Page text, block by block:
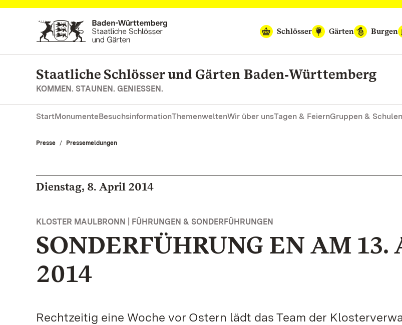
Zum Hauptinhalt springen
Schlösser
Gärten Burgen
Staatliche Schlösser und Gärten Baden‑Württemberg
KOMMEN. STAUNEN. GENIESSEN.
StartMonumenteBesuchsinformationThemenweltenWir über unsTagen & FeiernGruppen & Schulen
Presse Pressemeldungen
Dienstag, 8. April 2014
KLOSTER MAULBRONN | FÜHRUNGEN & SONDERFÜHRUNGEN
SONDERFÜHRUNG EN AM 13.
2014
Rechtzeitig eine Woche vor Ostern lädt das Team der